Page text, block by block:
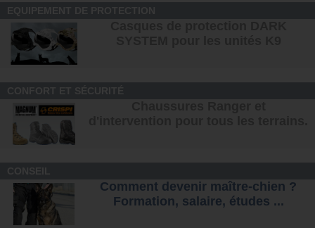
Comment devenir maître-chien ?
Formation, salaire, études ...